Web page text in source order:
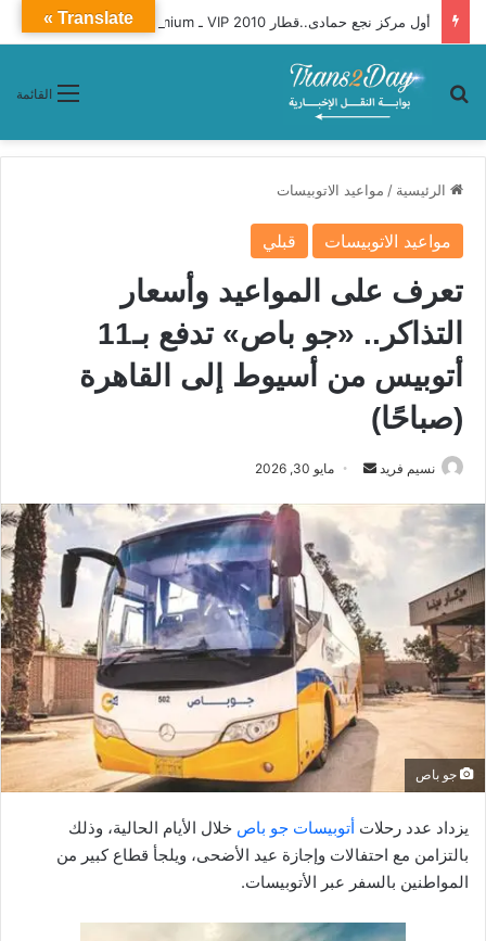
أول مركز نجع حمادى..قطار 2010 VIP ـ Premium محافظات «القاهرة ـ أسوان»
القائمة بحث عن
الرئيسية / مواعيد الاتوبيسات
مواعيد الاتوبيسات قبلي
تعرف على المواعيد وأسعار
التذاكر.. «جو باص» تدفع بـ11
أتوبيس من أسيوط إلى القاهرة
(صباحًا)
نسيم فريد
ب
ر
ي
د
ا
إ
ل
و
ن
ي
مايو 30, 2026
جو باص
يزداد عدد رحلات أتوبيسات جو باص خلال الأيام الحالية، وذلك
بالتزامن مع احتفالات وإجازة عيد الأضحى، ويلجأ قطاع كبير من
المواطنين بالسفر عبر الأتوبيسات.
Translate »